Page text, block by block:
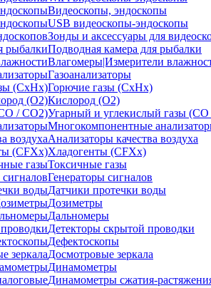
Видеоскопы, эндоскопы
USB видеоскопы-эндоскопы
Зонды и аксессуары для
Подводная камера для рыбалки
Влагомеры|Измерители
Газоанализаторы
Горючие газы (CxHx)
Кислород (O2)
Угарный и углекислый газы
Многокомпонентные
Анализаторы качества воздуха
Хладогенты (CFXx)
Токсичные газы
Генераторы сигналов
Датчики протечки воды
Дозиметры
Дальномеры
Детекторы скрытой проводки
Дефектоскопы
Досмотровые зеркала
Динамометры
Динамометры сжатия-